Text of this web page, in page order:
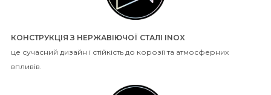
КОНСТРУКЦІЯ З НЕРЖАВІЮЧОЇ СТАЛІ INOX
це сучасний дизайн і стійкість до корозії та атмосферних
впливів.